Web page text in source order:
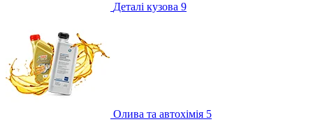
Деталі кузова 9
Олива та автохімія 5